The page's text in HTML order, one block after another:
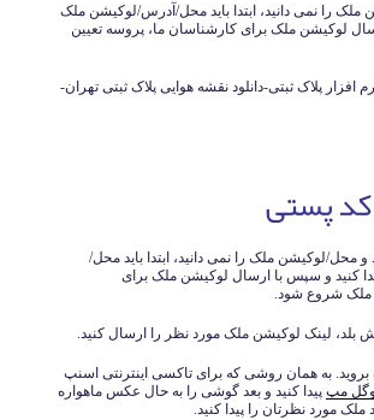
را نمی دانید، ابتدا باید محل/آدرس/لوکیشن ملک
لوکیشن ملک برای کارشناسان ما، پروسه تعیین
افزار پلاک ثبتی-دانلود نقشه هوایی پلاک ثبتی تهران-
کد پستی
لوکیشن ملک را نمی دانید، ابتدا باید محل/
کنید و سپس با ارسال لوکیشن ملک برای
ملک شروع شود.
بلد، لینک لوکیشن ملک مورد نظر را ارسال کنید.
به همان روشی که برای تاکسی اینترنتی اسنپ
مپ پیدا کنید و بعد گوشی را به حال عکس ماهواره
ملک مورد نظرتان را پیدا کنید.